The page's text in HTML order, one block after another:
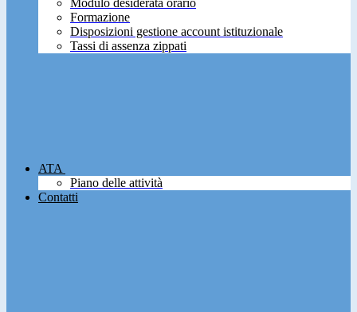
Modulo desiderata orario
Formazione
Disposizioni gestione account istituzionale
Tassi di assenza zippati
ATA
Piano delle attività
Contatti